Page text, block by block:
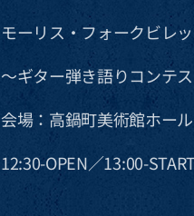
モーリス・フォークビレ
〜ギター弾き語りコンテ
会場：高鍋町美術館ホール
12:30-OPEN／13:00-